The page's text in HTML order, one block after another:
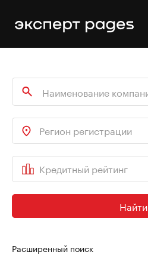
Регион регистрации
Кредитный рейтинг
Найти
Расширенный поиск